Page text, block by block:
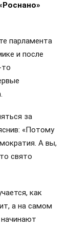
парламента
и после
то
за
«Потому
А вы,
свято
как
а на самом